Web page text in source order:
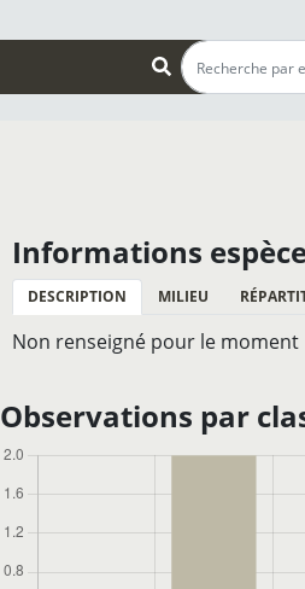
Informations
DESCRIPTION MILIEU
Non renseigné pour le moment
Observations par